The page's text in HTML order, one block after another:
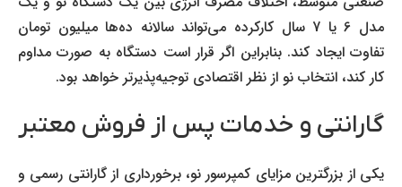
مدل 6 یا 7 سال کارکرده می‌تواند سالانه ده‌ها میلیون تومان
تفاوت ایجاد کند. بنابراین اگر قرار است دستگاه به صورت مداوم
کار کند، انتخاب نو از نظر اقتصادی توجیه‌پذیرتر خواهد بود.
گارانتی و خدمات پس از فروش معتبر
یکی از بزرگترین مزایای کمپرسور نو، برخورداری از گارانتی رسمی و